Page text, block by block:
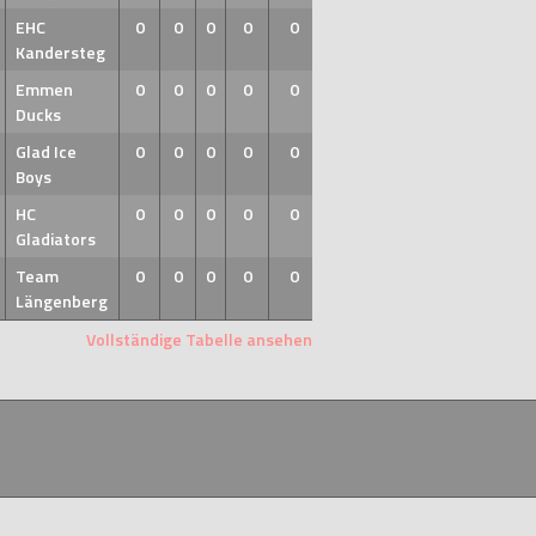
EHC
Kandersteg
0 0 0 0 0
Emmen
Ducks
0 0 0 0 0
Glad Ice
Boys
0 0 0 0 0
HC
Gladiators
0 0 0 0 0
Team
Längenberg
0 0 0 0 0
Vollständige Tabelle ansehen